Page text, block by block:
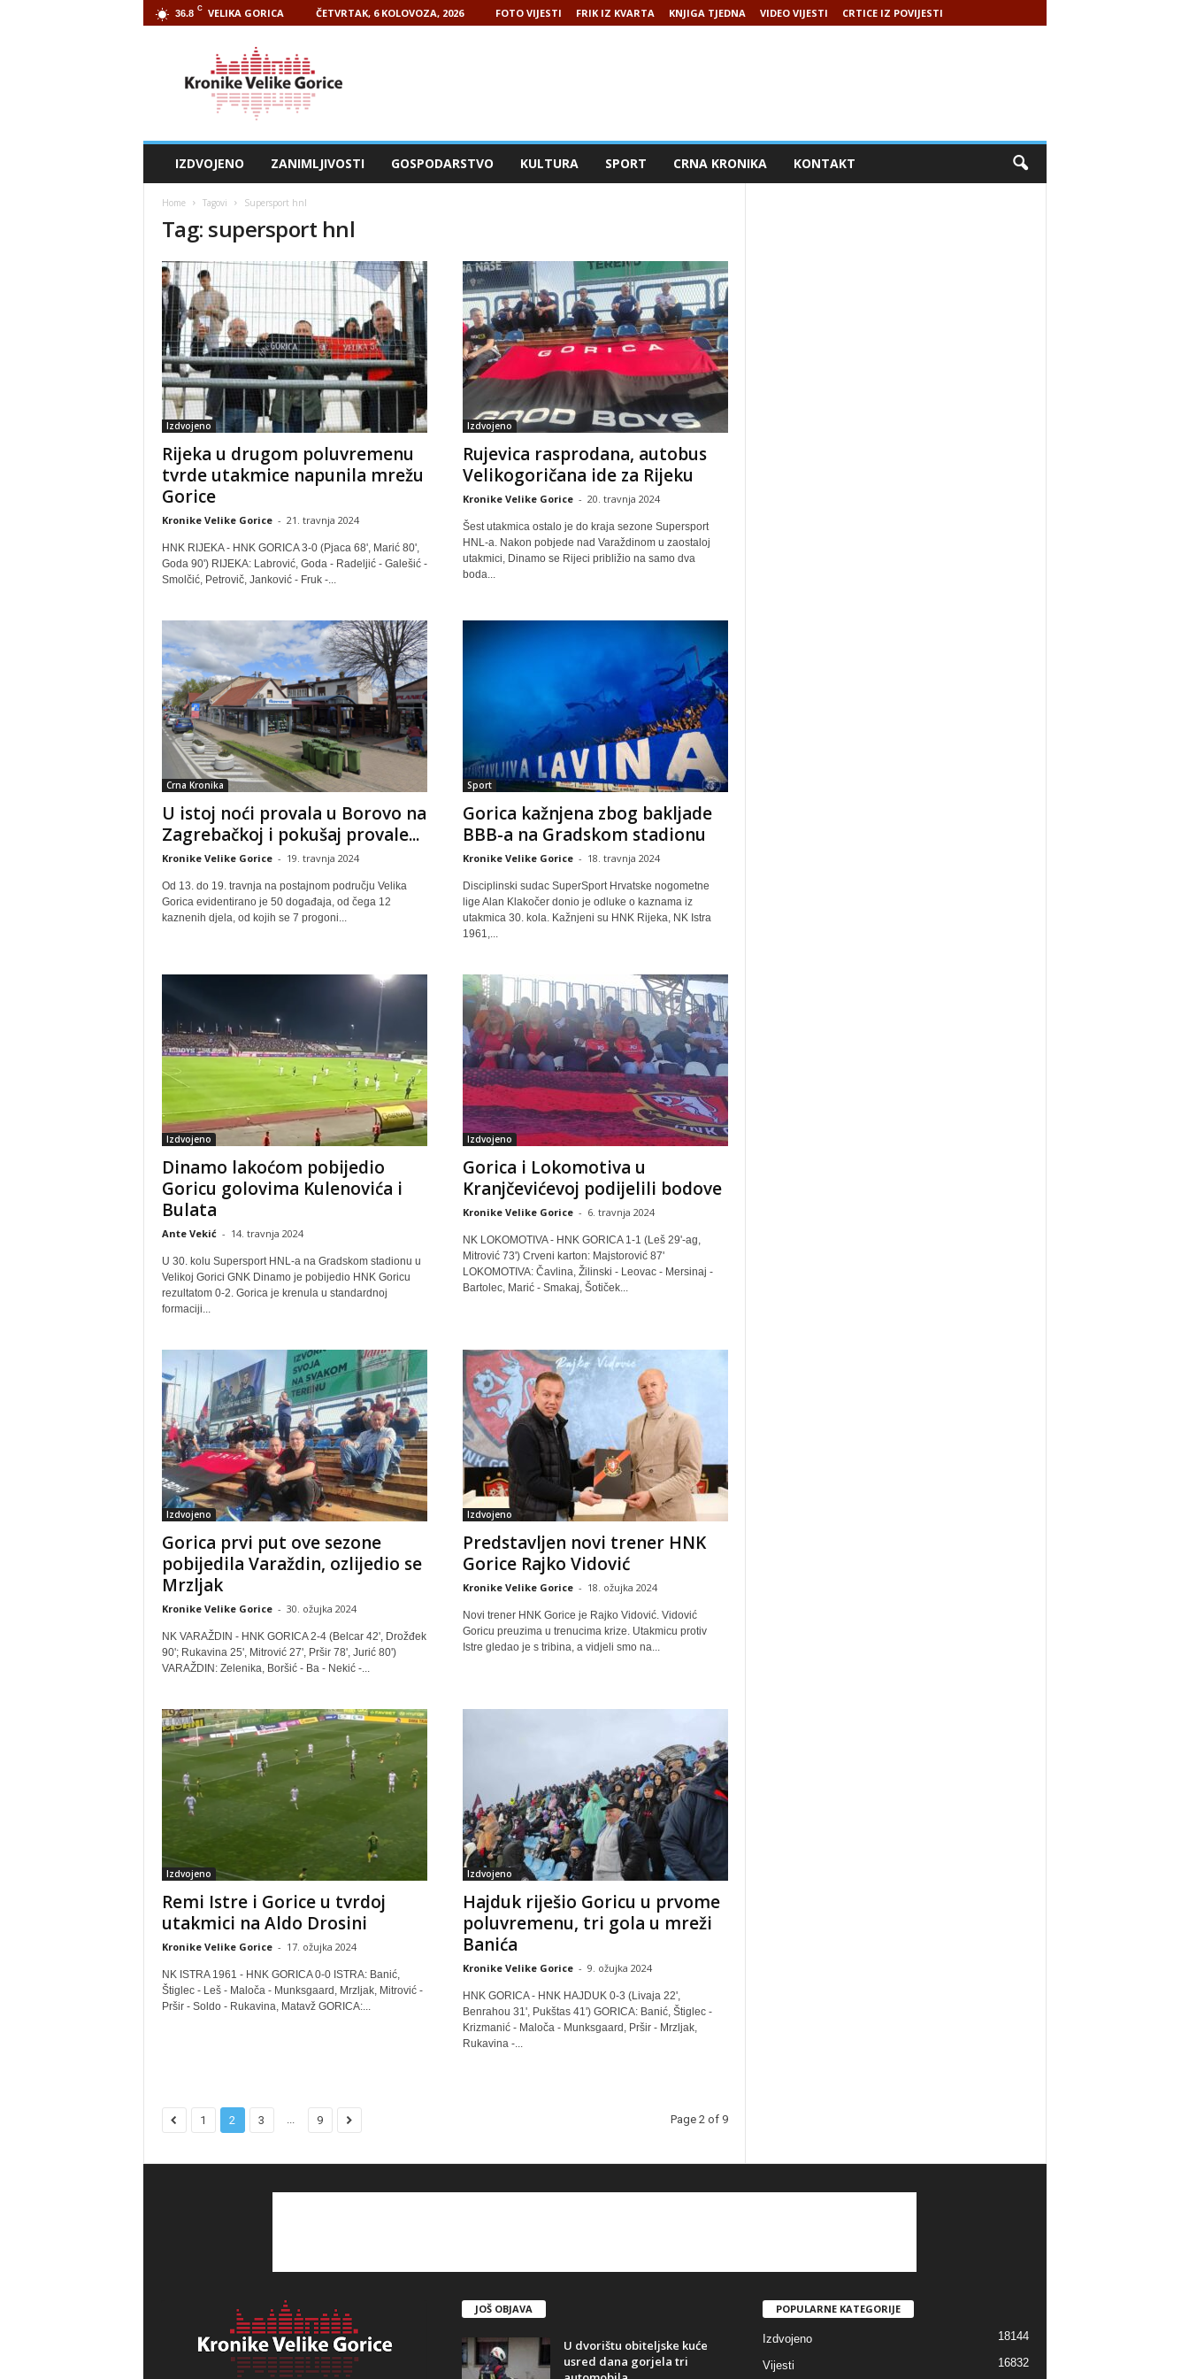
36.8 C VELIKA GORICA ČETVRTAK, 6 KOLOVOZA, 2026 FOTO VIJESTI FRIK IZ KVARTA KNJIGA TJEDNA VIDEO VIJESTI CRTICE IZ POVIJESTI
IZDVOJENO ZANIMLJIVOSTI GOSPODARSTVO KULTURA SPORT CRNA KRONIKA KONTAKT
Home Tagovi Supersport hnl
Tag: supersport hnl
Izdvojeno
Rijeka u drugom poluvremenu
tvrde utakmice napunila mrežu
Gorice
Kronike Velike Gorice - 21. travnja 2024
HNK RIJEKA - HNK GORICA 3-0 (Pjaca 68', Marić 80',
Goda 90') RIJEKA: Labrović, Goda - Radeljić - Galešić -
Smolčić, Petrovič, Janković - Fruk -...
Izdvojeno
Rujevica rasprodana, autobus
Velikogoričana ide za Rijeku
Kronike Velike Gorice - 20. travnja 2024
Šest utakmica ostalo je do kraja sezone Supersport
HNL-a. Nakon pobjede nad Varaždinom u zaostaloj
utakmici, Dinamo se Rijeci približio na samo dva
boda...
Crna Kronika
U istoj noći provala u Borovo na
Zagrebačkoj i pokušaj provale...
Kronike Velike Gorice - 19. travnja 2024
Od 13. do 19. travnja na postajnom području Velika
Gorica evidentirano je 50 događaja, od čega 12
kaznenih djela, od kojih se 7 progoni...
Sport
Gorica kažnjena zbog bakljade
BBB-a na Gradskom stadionu
Kronike Velike Gorice - 18. travnja 2024
Disciplinski sudac SuperSport Hrvatske nogometne
lige Alan Klakočer donio je odluke o kaznama iz
utakmica 30. kola. Kažnjeni su HNK Rijeka, NK Istra
1961,...
Izdvojeno
Dinamo lakoćom pobijedio
Goricu golovima Kulenovića i
Bulata
Ante Vekić - 14. travnja 2024
U 30. kolu Supersport HNL-a na Gradskom stadionu u
Velikoj Gorici GNK Dinamo je pobijedio HNK Goricu
rezultatom 0-2. Gorica je krenula u standardnoj
formaciji...
Izdvojeno
Gorica i Lokomotiva u
Kranjčevićevoj podijelili bodove
Kronike Velike Gorice - 6. travnja 2024
NK LOKOMOTIVA - HNK GORICA 1-1 (Leš 29'-ag,
Mitrović 73') Crveni karton: Majstorović 87'
LOKOMOTIVA: Čavlina, Žilinski - Leovac - Mersinaj -
Bartolec, Marić - Smakaj, Šotiček...
Izdvojeno
Gorica prvi put ove sezone
pobijedila Varaždin, ozlijedio se
Mrzljak
Kronike Velike Gorice - 30. ožujka 2024
NK VARAŽDIN - HNK GORICA 2-4 (Belcar 42', Drožđek
90'; Rukavina 25', Mitrović 27', Pršir 78', Jurić 80')
VARAŽDIN: Zelenika, Boršić - Ba - Nekić -...
Izdvojeno
Predstavljen novi trener HNK
Gorice Rajko Vidović
Kronike Velike Gorice - 18. ožujka 2024
Novi trener HNK Gorice je Rajko Vidović. Vidović
Goricu preuzima u trenucima krize. Utakmicu protiv
Istre gledao je s tribina, a vidjeli smo na...
Izdvojeno
Remi Istre i Gorice u tvrdoj
utakmici na Aldo Drosini
Kronike Velike Gorice - 17. ožujka 2024
NK ISTRA 1961 - HNK GORICA 0-0 ISTRA: Banić,
Štiglec - Leš - Maloča - Munksgaard, Mrzljak, Mitrović -
Pršir - Soldo - Rukavina, Matavž GORICA:...
Izdvojeno
Hajduk riješio Goricu u prvome
poluvremenu, tri gola u mreži
Banića
Kronike Velike Gorice - 9. ožujka 2024
HNK GORICA - HNK HAJDUK 0-3 (Livaja 22',
Benrahou 31', Pukštas 41') GORICA: Banić, Štiglec -
Krizmanić - Maloča - Munksgaard, Pršir - Mrzljak,
Rukavina -...
1 2 3 ... 9 Page 2 of 9
JOŠ OBJAVA
U dvorištu obiteljske kuće
usred dana gorjela tri
POPULARNE KATEGORIJE
Izdvojeno 18144
Vijesti 16832